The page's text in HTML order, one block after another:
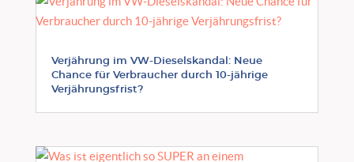
Verjährung im VW-Dieselskandal: Neue
Chance für Verbraucher durch 10-jährige
Verjährungsfrist?